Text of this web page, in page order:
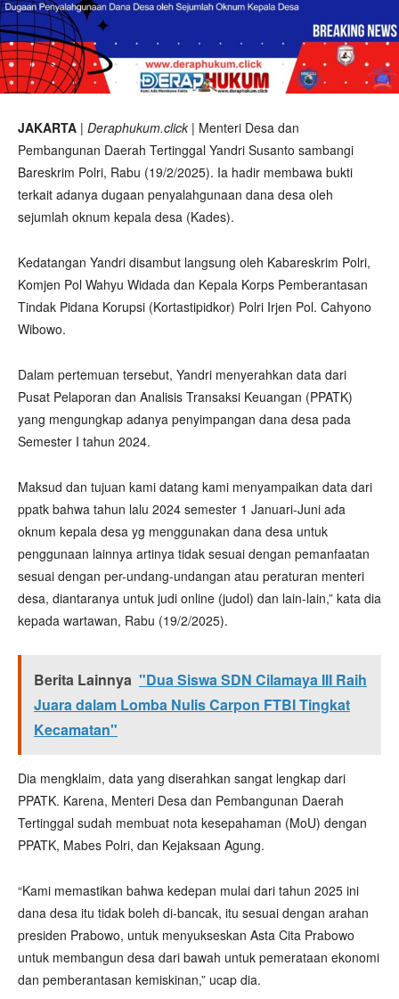
JAKARTA | Deraphukum.click | Menteri Desa dan
Pembangunan Daerah Tertinggal Yandri Susanto sambangi
Bareskrim Polri, Rabu (19/2/2025). Ia hadir membawa bukti
terkait adanya dugaan penyalahgunaan dana desa oleh
sejumlah oknum kepala desa (Kades).
Kedatangan Yandri disambut langsung oleh Kabareskrim Polri,
Komjen Pol Wahyu Widada dan Kepala Korps Pemberantasan
Tindak Pidana Korupsi (Kortastipidkor) Polri Irjen Pol. Cahyono
Wibowo.
Dalam pertemuan tersebut, Yandri menyerahkan data dari
Pusat Pelaporan dan Analisis Transaksi Keuangan (PPATK)
yang mengungkap adanya penyimpangan dana desa pada
Semester I tahun 2024.
Maksud dan tujuan kami datang kami menyampaikan data dari
ppatk bahwa tahun lalu 2024 semester 1 Januari-Juni ada
oknum kepala desa yg menggunakan dana desa untuk
penggunaan lainnya artinya tidak sesuai dengan pemanfaatan
sesuai dengan per-undang-undangan atau peraturan menteri
desa, diantaranya untuk judi online (judol) dan lain-lain,” kata dia
kepada wartawan, Rabu (19/2/2025).
Berita Lainnya "Dua Siswa SDN Cilamaya III Raih
Juara dalam Lomba Nulis Carpon FTBI Tingkat
Kecamatan"
Dia mengklaim, data yang diserahkan sangat lengkap dari
PPATK. Karena, Menteri Desa dan Pembangunan Daerah
Tertinggal sudah membuat nota kesepahaman (MoU) dengan
PPATK, Mabes Polri, dan Kejaksaan Agung.
“Kami memastikan bahwa kedepan mulai dari tahun 2025 ini
dana desa itu tidak boleh di-bancak, itu sesuai dengan arahan
presiden Prabowo, untuk menyukseskan Asta Cita Prabowo
untuk membangun desa dari bawah untuk pemerataan ekonomi
dan pemberantasan kemiskinan,” ucap dia.